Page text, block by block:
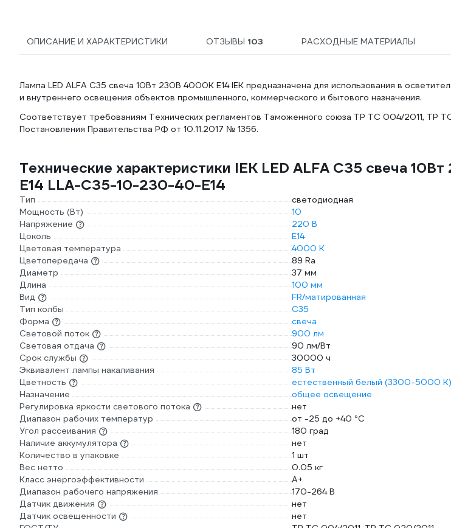
ОПИСАНИЕ И ХАРАКТЕРИСТИКИ ОТЗЫВЫ 103 РАСХОДНЫЕ МАТЕРИАЛЫ
Лампа LED ALFA C35 свеча 10Вт 230В 4000К E14 IEK предназначена для использования в
и внутреннего освещения объектов промышленного, коммерческого и бытового назначения.
Соответствует требованиям Технических регламентов Таможенного союза ТР ТС 004/2011, ТР
Постановления Правительства РФ от 10.11.2017 № 1356.
Технические характеристики IEK LED ALFA C35 свеча
E14 LLA-C35-10-230-40-E14
Тип
светодиодная
Мощность (Вт)
10
Напряжение
220 В
Цоколь
E14
Цветовая температура
4000 К
Цветопередача
89 Ra
Диаметр
37 мм
Длина
100 мм
Вид
FR/матированная
Тип колбы
C35
Форма
свеча
Световой поток
900 лм
Световая отдача
90 лм/Вт
Срок службы
30000 ч
Эквивалент лампы накаливания
85 Вт
Цветность
естественный белый (3300-5000 К)
Назначение
общее освещение
Регулировка яркости светового потока
нет
Диапазон рабочих температур
от -25 до +40 °С
Угол рассеивания
180 град
Наличие аккумулятора
нет
Количество в упаковке
1 шт
Вес нетто
0.05 кг
Класс энергоэффективности
A+
Диапазон рабочего напряжения
170-264 В
Датчик движения
нет
Датчик освещенности
нет